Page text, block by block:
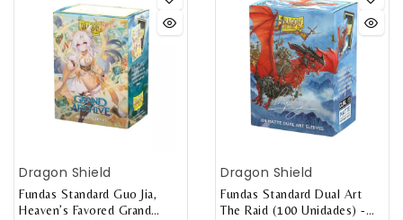
Dragon Shield
Fundas Standard Guo Jia,
Heaven’s Favored Grand
Dragon Shield
Fundas Standard Dual Art
The Raid (100 Unidades) -